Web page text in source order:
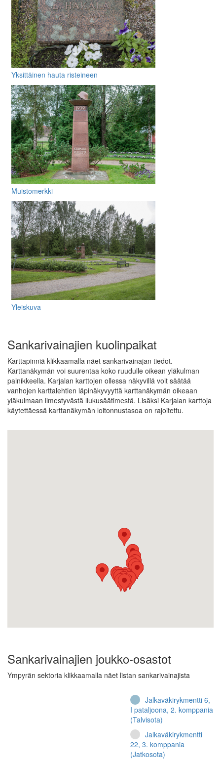
Yksittäinen hauta risteineen
muistolaattoineen
Muistomerkki
Yleiskuva
Sankarivainajien kuolinpaikat
Karttapinniä klikkaamalla näet sankarivainajan tiedot.
Karttanäkymän voi suurentaa koko ruudulle oikean yläkulman
painikkeella. Karjalan karttojen ollessa näkyvillä voit säätää
vanhojen karttalehtien läpinäkyvyyttä karttanäkymän oikeaan
yläkulmaan ilmestyvästä liukusäätimestä. Lisäksi Karjalan karttoja
käytettäessä karttanäkymän loitonnustasoa on rajoitettu.
Sankarivainajien joukko-osastot
Ympyrän sektoria klikkaamalla näet listan sankarivainajista
Jalkaväkirykmentti 6,
I pataljoona, 2. komppania
(Talvisota)
Jalkaväkirykmentti
22, 3. komppania
(Jatkosota)